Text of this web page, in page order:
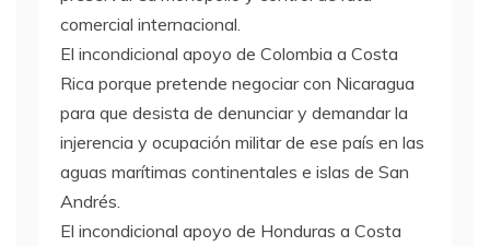
comercial internacional.
El incondicional apoyo de Colombia a Costa
Rica porque pretende negociar con Nicaragua
para que desista de denunciar y demandar la
injerencia y ocupación militar de ese país en las
aguas marítimas continentales e islas de San
Andrés.
El incondicional apoyo de Honduras a Costa